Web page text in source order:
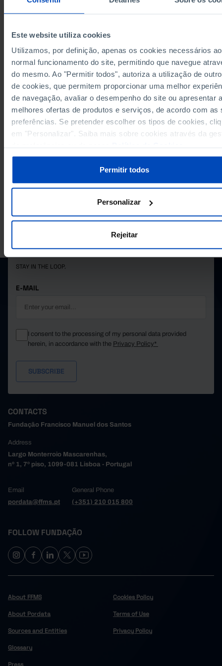
Este website utiliza cookies
Utilizamos, por definição, apenas os cookies necessários ao
normal funcionamento do site, permitindo que navegue
do mesmo. Ao "Permitir todos", autoriza a utilização de
de cookies, que permitem proporcionar uma melhor
de navegação, avaliar o desempenho do site ou apresentar
melhores ofertas de produtos e serviços, de acordo com as
preferências. Se pretender escolher os tipos de cookies,
em "Personalizar". Saiba mais sobre cookies através da
Permitir todos
Personalizar
Rejeitar
2014
1,162
2015
1,158
2016
1,373
2017
1,118
2018
1,207
2019
2020
2021
2023
1,079
1,026
2025
Pro984
Sources/Entities: DGPJ/MJ, PORDATA
RELATED
SUBSCRIBE TO FUNDAÇÃO NEWSLETTER
STAY IN THE LOOP.
E-MAIL
I consent to the processing of my personal data provided
herein, in accordance with the Privacy Policy*
CONTACTS
Fundação Francisco Manuel dos Santos
Address
Largo Monterroio Mascarenhas,
nº 1, 7º piso, 1099-081 Lisboa - Portugal
Email
pordata@ffms.pt
General Phone
(+351) 210 015 800
FOLLOW FUNDAÇÃO
About FFMS
About Pordata
Sources and Entities
Glossary
Cookies Policy
Terms of Use
Privacy Policy